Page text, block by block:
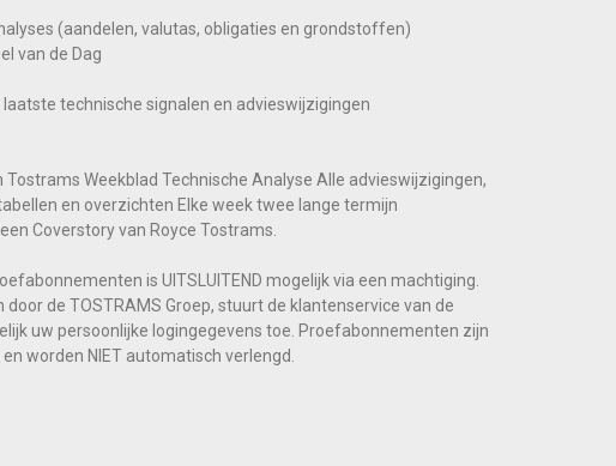
(aandelen, valutas, obligaties en grondstoffen)
van de Dag
technische signalen en advieswijzigingen
Tostrams Weekblad Technische Analyse Alle advieswijzigingen,
en overzichten Elke week twee lange termijn
Coverstory van Royce Tostrams.
is UITSLUITEND mogelijk via een machtiging.
de TOSTRAMS Groep, stuurt de klantenservice van de
uw persoonlijke logingegevens toe. Proefabonnementen zijn
worden NIET automatisch verlengd.